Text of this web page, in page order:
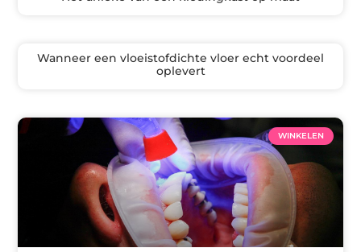
Wanneer een vloeistofdichte vloer echt voordeel
oplevert
WINKELEN